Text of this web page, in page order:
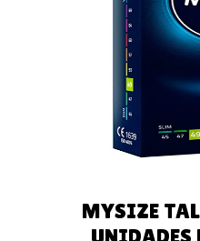
MYSIZE
UNIDADES